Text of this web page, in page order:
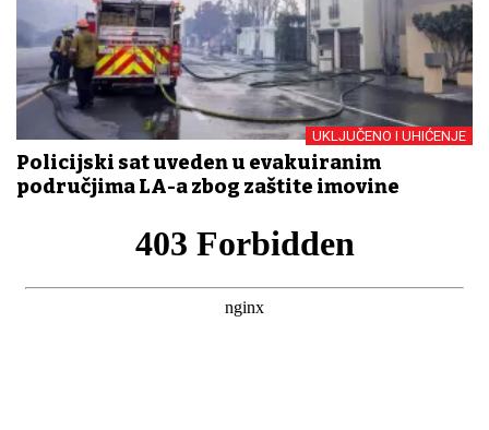
UKLJUČENO I UHIĆENJE
Policijski sat uveden u evakuiranim
područjima LA-a zbog zaštite imovine